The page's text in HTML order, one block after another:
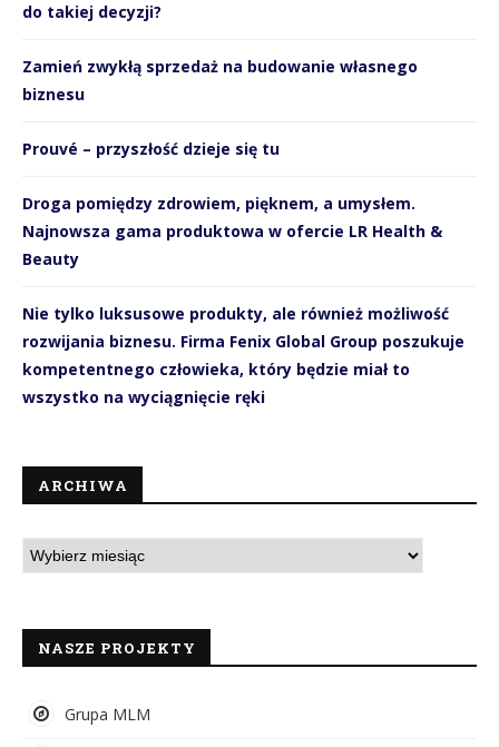
do takiej decyzji?
Zamień zwykłą sprzedaż na budowanie własnego
biznesu
Prouvé – przyszłość dzieje się tu
Droga pomiędzy zdrowiem, pięknem, a umysłem.
Najnowsza gama produktowa w ofercie LR Health &
Beauty
Nie tylko luksusowe produkty, ale również możliwość
rozwijania biznesu. Firma Fenix Global Group poszukuje
kompetentnego człowieka, który będzie miał to
wszystko na wyciągnięcie ręki
ARCHIWA
NASZE PROJEKTY
Grupa MLM